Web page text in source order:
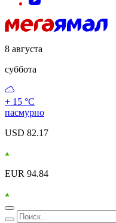
8 августа
суббота
+ 15 °С
пасмурно
USD 82.17
EUR 94.84